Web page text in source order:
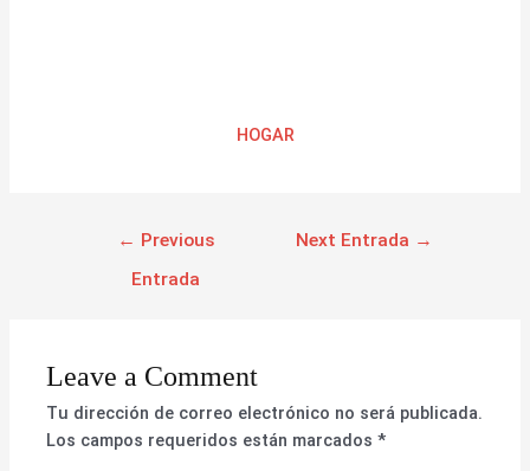
HOGAR
← Previous
Entrada
Next Entrada →
Leave a Comment
Tu dirección de correo electrónico no será publicada.
Los campos requeridos están marcados*